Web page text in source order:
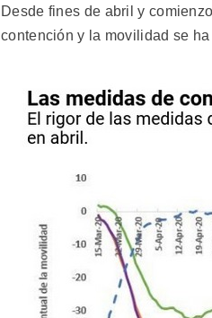
Desde fines de abril y
contención y la movilidad se